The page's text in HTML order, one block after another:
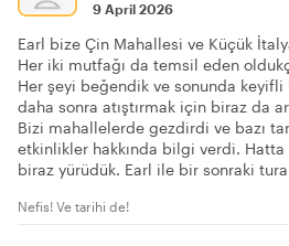
9 April 2026
Earl bize Çin Mahallesi ve Küçük
Her iki mutfağı da temsil eden
Her şeyi beğendik ve sonunda
daha sonra atıştırmak için biraz da
Bizi mahallelerde gezdirdi ve bazı
etkinlikler hakkında bilgi verdi.
biraz yürüdük. Earl ile bir sonraki tura
Nefis! Ve tarihi de!